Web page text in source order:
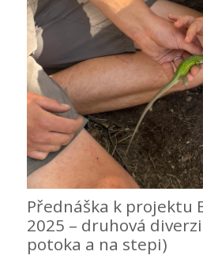
Přednáška k projektu
2025 – druhová
potoka a na stepi)